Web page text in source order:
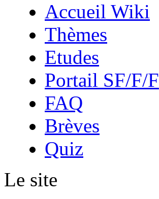
Accueil Wiki
Thèmes
Etudes
Portail SF/F/F
FAQ
Brèves
Quiz
Le site